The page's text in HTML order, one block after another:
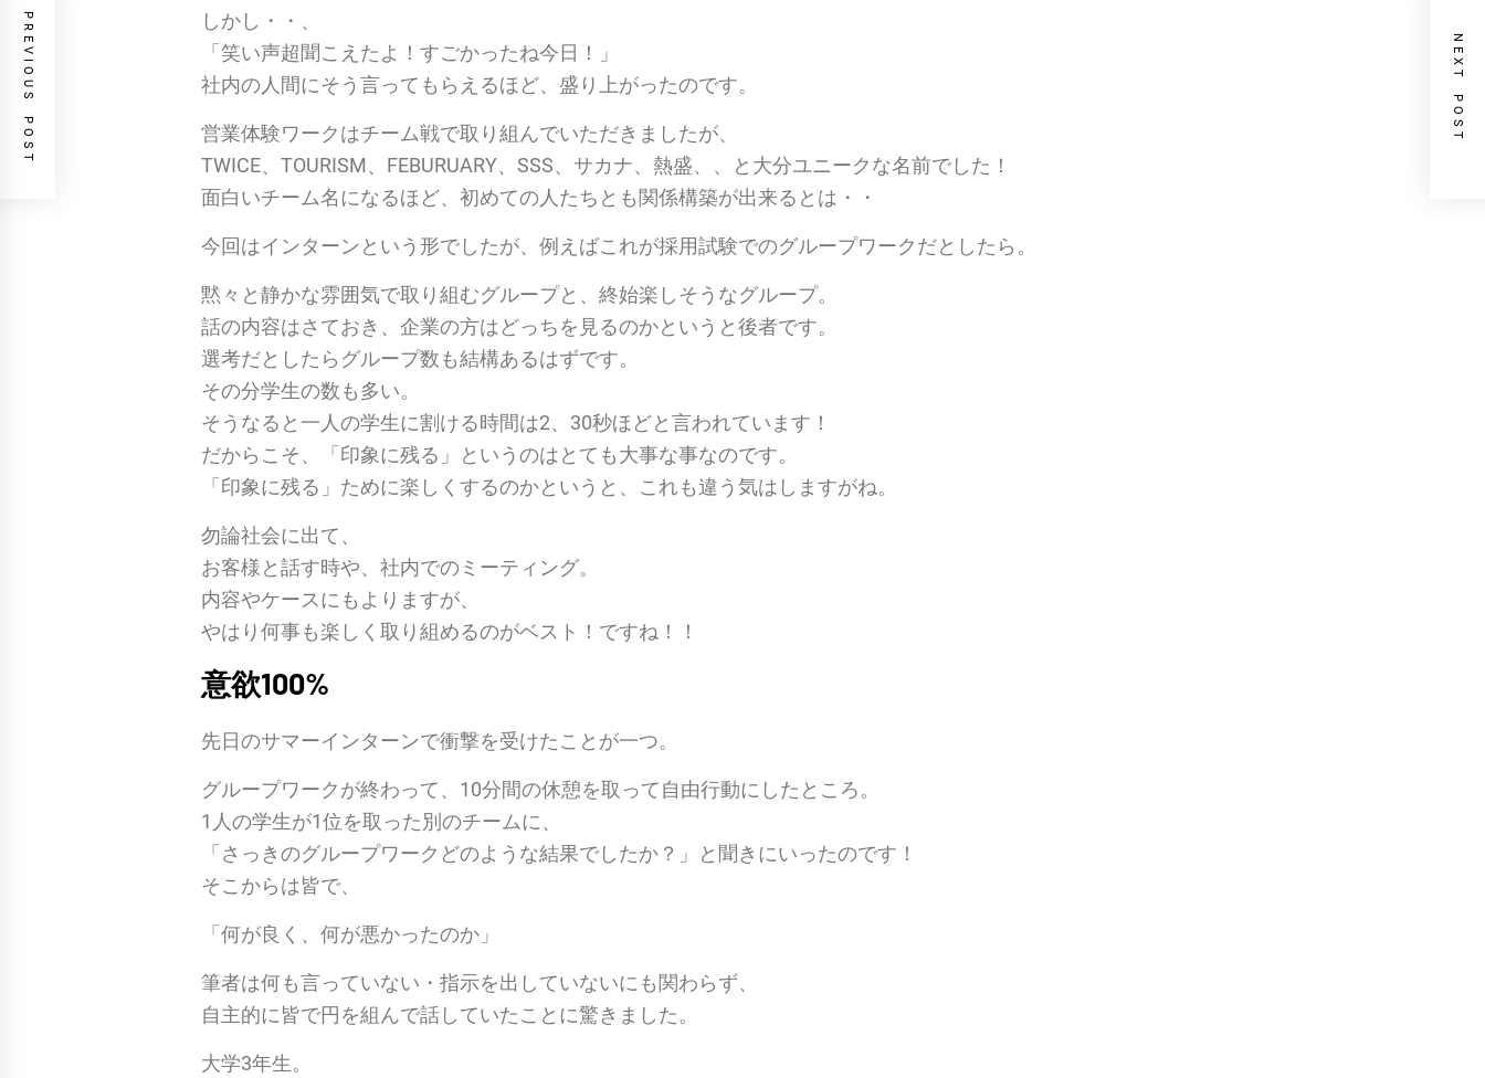
しかし・・、
「笑い声超聞こえたよ！すごかったね今日！」
社内の人間にそう言ってもらえるほど、盛り上がったのです。
営業体験ワークはチーム戦で取り組んでいただきましたが、
TWICE、TOURISM、FEBURUARY、SSS、サカナ、熱盛、、と大分ユニークな名前でした！
面白いチーム名になるほど、初めての人たちとも関係構築が出来るとは・・
今回はインターンという形でしたが、例えばこれが採用試験でのグループワークだとしたら。
黙々と静かな雰囲気で取り組むグループと、終始楽しそうなグループ。
話の内容はさておき、企業の方はどっちを見るのかというと後者です。
選考だとしたらグループ数も結構あるはずです。
その分学生の数も多い。
そうなると一人の学生に割ける時間は2、30秒ほどと言われています！
だからこそ、「印象に残る」というのはとても大事な事なのです。
「印象に残る」ために楽しくするのかというと、これも違う気はしますがね。
勿論社会に出て、
お客様と話す時や、社内でのミーティング。
内容やケースにもよりますが、
やはり何事も楽しく取り組めるのがベスト！ですね！！
意欲100%
先日のサマーインターンで衝撃を受けたことが一つ。
グループワークが終わって、10分間の休憩を取って自由行動にしたところ。
1人の学生が1位を取った別のチームに、
「さっきのグループワークどのような結果でしたか？」と聞きにいったのです！
そこからは皆で、
「何が良く、何が悪かったのか」
筆者は何も言っていない・指示を出していないにも関わらず、
自主的に皆で円を組んで話していたことに驚きました。
大学3年生。
PREVIOUS POST NEXT POST